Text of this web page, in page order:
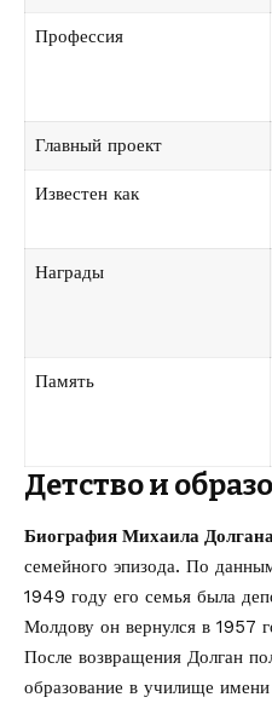
Профессия
Главный проект
Известен как
Награды
Память
Детство и
Биография Михаила
семейного эпизода. По
1949 году его семья была
Молдову он вернулся в 1957
После возвращения Долган
образование в училище